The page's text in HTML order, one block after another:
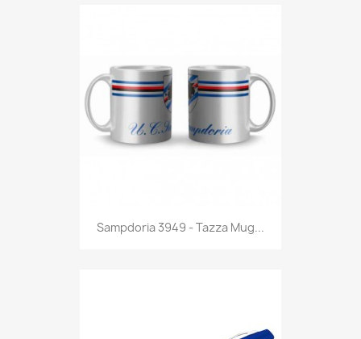
Anteprima
Sampdoria 3949 - Tazza Mug...